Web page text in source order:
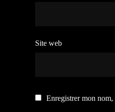
Site web
Enregistrer mon